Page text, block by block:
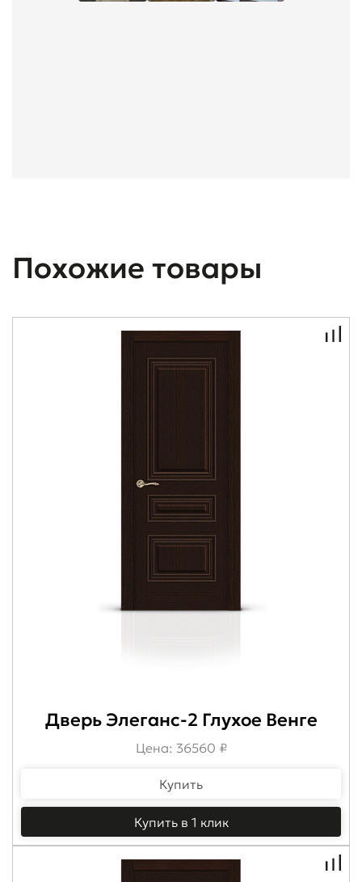
Похожие товары
Дверь Элеганс-2 Глухое Венге
Цена: 36560 ₽
Купить
Купить в 1 клик